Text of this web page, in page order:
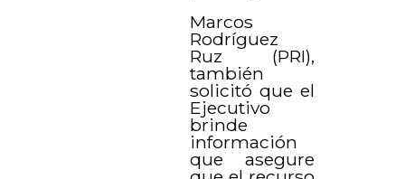
Marcos
Rodríguez
Ruz (PRI),
también
solicitó que el
Ejecutivo
brinde
información
que asegure